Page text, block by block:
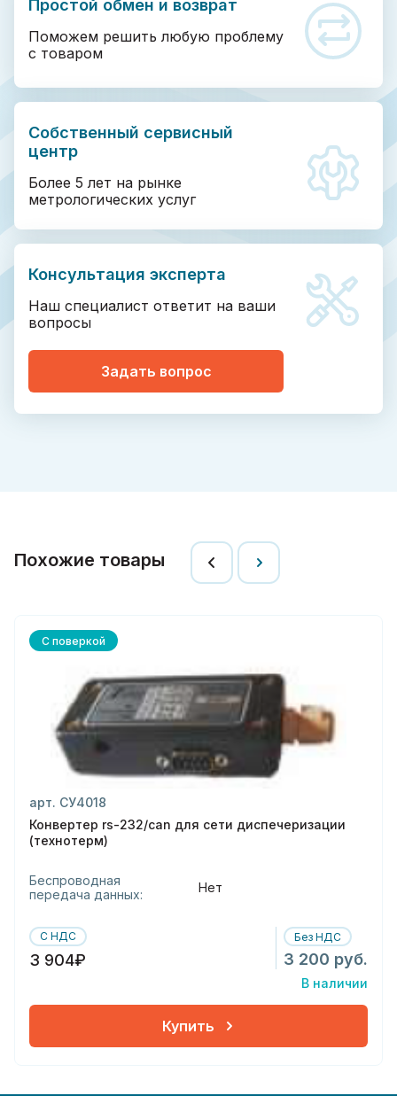
Простой обмен и возврат
Поможем решить любую проблему
с товаром
Собственный сервисный
центр
Более 5 лет на рынке
метрологических услуг
Консультация эксперта
Наш специалист ответит на ваши
вопросы
Задать вопрос
Похожие товары
С поверкой
арт. СУ4018
Конвертер rs-232/can для сети диспечеризации
(технотерм)
Беспроводная
передача данных:
Нет
С НДС
3 904₽
Без НДС
3 200 руб.
В наличии
Купить